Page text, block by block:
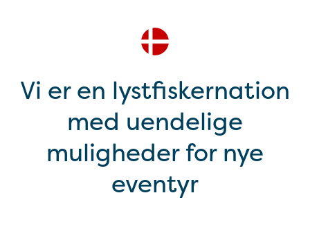
Vi er en lystfiskernation
med uendelige
muligheder for nye
eventyr